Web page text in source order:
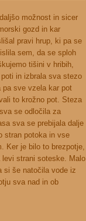
možnost in sicer
gozd in kar
pravi hrup, ki pa se
sem, da se sploh
tišini v hribih,
in izbrala sva stezo
pa sve vzela kar pot
to krožno pot. Steza
se odločila za
sva se prebijala dalje
stran potoka in vse
Ker je bilo to brezpotje,
strani soteske. Malo
si še natočila vode iz
sva nad in ob